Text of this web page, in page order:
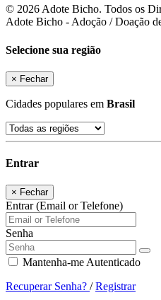
© 2026 Adote Bicho. Todos os
Adote Bicho - Adoção / Doação
Selecione sua região
× Fechar
Cidades populares em Brasil
Entrar
× Fechar
Entrar (Email or Telefone)
Senha
Mantenha-me Autenticado
Recuperar Senha? /Registrar